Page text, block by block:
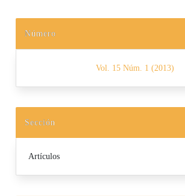
Número
Vol. 15 Núm. 1 (2013)
Sección
Artículos